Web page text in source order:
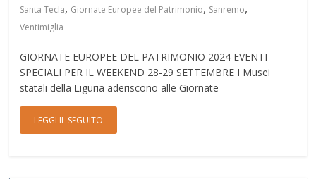
Santa Tecla, Giornate Europee del Patrimonio, Sanremo,
Ventimiglia
GIORNATE EUROPEE DEL PATRIMONIO 2024 EVENTI
SPECIALI PER IL WEEKEND 28-29 SETTEMBRE I Musei
statali della Liguria aderiscono alle Giornate
LEGGI IL SEGUITO